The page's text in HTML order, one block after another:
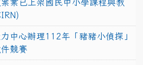
業已上架國民中小學課程與教
中心辦理112年「豬豬小偵探」
競賽